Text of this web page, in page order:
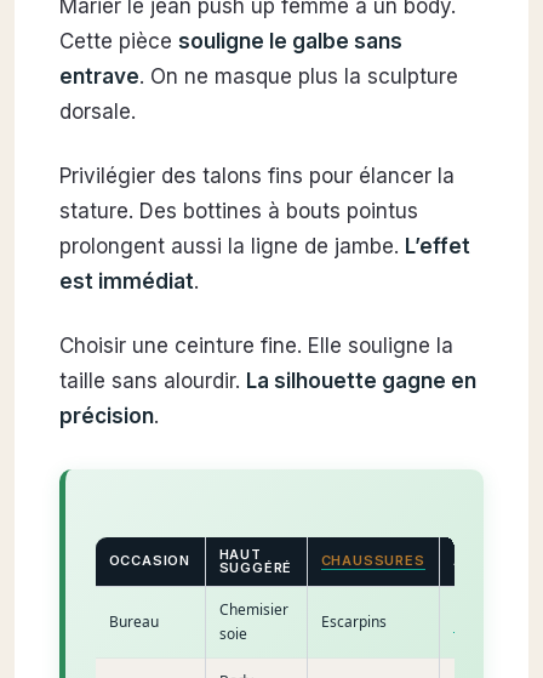
Marier le jean push up femme à un body.
Cette pièce souligne le galbe sans
entrave. On ne masque plus la sculpture
dorsale.
Privilégier des talons fins pour élancer la
stature. Des bottines à bouts pointus
prolongent aussi la ligne de jambe. L’effet
est immédiat.
Choisir une ceinture fine. Elle souligne la
taille sans alourdir. La silhouette gagne en
précision.
OCCASION HAUT
SUGGÉRÉ CHAUSSURES
Bureau
Chemisier
soie
Escarpins